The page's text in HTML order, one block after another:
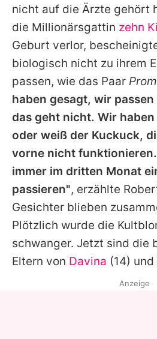
Utiq
nicht auf die Ärzte gehört
die Millionärsgattin zehn
Geburt verlor,
biologisch nicht zu ihrem
passen, wie das Paar
haben gesagt, wir
das geht nicht. Wir
oder weiß der Kuckuck,
vorne nicht
immer im dritten Monat
passieren", erzählte
Gesichter blieben
Plötzlich wurde die
schwanger. Jetzt sind die
Eltern von Davina (14) und
Anzeige